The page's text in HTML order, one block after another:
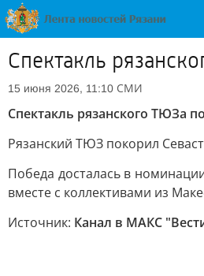
Спектакль
15 июня 2026, 11:10 СМИ
Спектакль рязанского ТЮЗа
Рязанский ТЮЗ покорил
Победа досталась в
вместе с коллективами из
Источник: Канал в МАКС